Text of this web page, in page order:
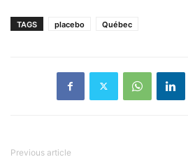
TAGS placebo Québec
Previous article